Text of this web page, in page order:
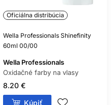
Oficiálna distribúcia
Wella Professionals Shinefinity
60ml 00/00
Wella Professionals
Oxidačné farby na vlasy
8.20 €
Kúpiť